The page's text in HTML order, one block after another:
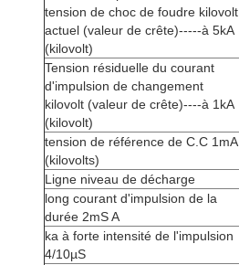
tension de choc de foudre kilovolt
actuel (valeur de crête)-----à 5kA
(kilovolt)
Tension résiduelle du courant
d'impulsion de changement
kilovolt (valeur de crête)----à 1kA
(kilovolt)
tension de référence de C.C 1mA
(kilovolts)
Ligne niveau de décharge
long courant d'impulsion de la
durée 2mS A
ka à forte intensité de l'impulsion
4/10µS